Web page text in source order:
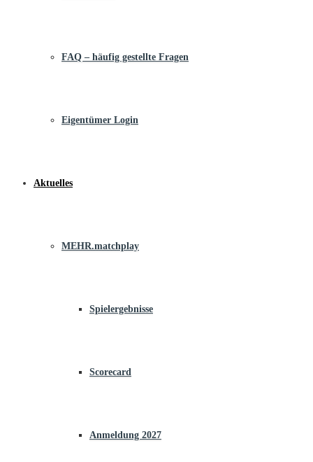
FAQ – häufig gestellte Fragen
Eigentümer Login
Aktuelles
MEHR.matchplay
Spielergebnisse
Scorecard
Anmeldung 2027